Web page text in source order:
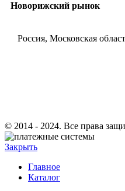
Новорижский рынок
Россия, Московская
© 2014 - 2024. Все права
Закрыть
Главное
Каталог